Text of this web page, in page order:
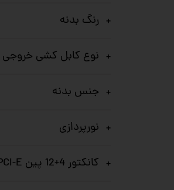
رنگ بدنه
نوع کابل کشی خروجی
جنس بدنه
نورپردازی
کانکتور 4+12 پین PCI-E